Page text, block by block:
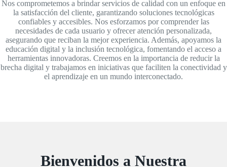
Nos comprometemos a brindar servicios de calidad con un enfoque en
la satisfacción del cliente, garantizando soluciones tecnológicas
confiables y accesibles. Nos esforzamos por comprender las
necesidades de cada usuario y ofrecer atención personalizada,
asegurando que reciban la mejor experiencia. Además, apoyamos la
educación digital y la inclusión tecnológica, fomentando el acceso a
herramientas innovadoras. Creemos en la importancia de reducir la
brecha digital y trabajamos en iniciativas que faciliten la conectividad y
el aprendizaje en un mundo interconectado.
Bienvenidos a Nuestra